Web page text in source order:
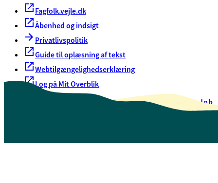
Fagfolk.vejle.dk
Åbenhed og indsigt
Privatlivspolitik
Guide til oplæsning af tekst
Webtilgængelighedserklæring
Log på Mit Overblik
Oversigt over selvbetjeningJob